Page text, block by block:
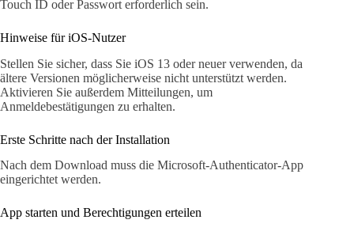
Touch ID oder Passwort erforderlich sein.
Hinweise für iOS-Nutzer
Stellen Sie sicher, dass Sie iOS 13 oder neuer verwenden, da
ältere Versionen möglicherweise nicht unterstützt werden.
Aktivieren Sie außerdem Mitteilungen, um
Anmeldebestätigungen zu erhalten.
Erste Schritte nach der Installation
Nach dem Download muss die Microsoft-Authenticator-App
eingerichtet werden.
App starten und Berechtigungen erteilen